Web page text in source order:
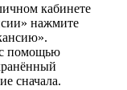
кабинете
нажмите
помощью
сначала.